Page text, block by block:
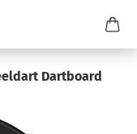
Dartboard